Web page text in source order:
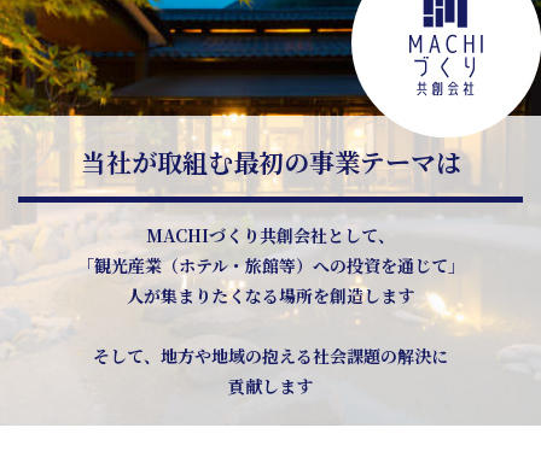
当社が取組む最初の事業テーマは
MACHIづくり共創会社として、
「観光産業（ホテル・旅館等）への投資を通じて」
人が集まりたくなる場所を創造します
そして、地方や地域の抱える社会課題の解決に
貢献します